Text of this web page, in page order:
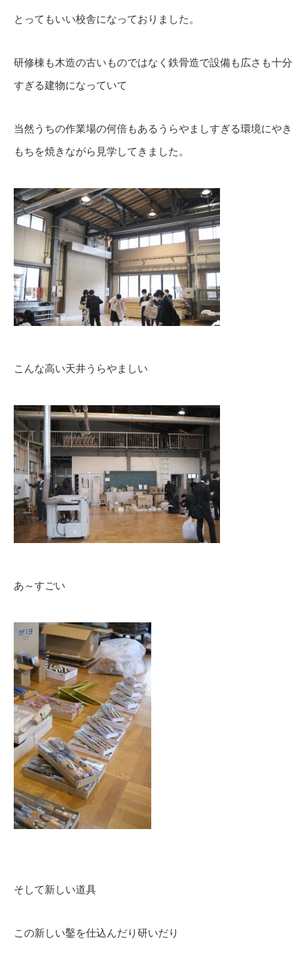
とってもいい校舎になっておりました。
研修棟も木造の古いものではなく鉄骨造で設備も広さも十分
すぎる建物になっていて
当然うちの作業場の何倍もあるうらやましすぎる環境にやき
もちを焼きながら見学してきました。
こんな高い天井うらやましい
あ～すごい
そして新しい道具
この新しい鑿を仕込んだり研いだり